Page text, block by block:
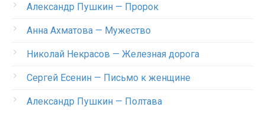
Александр Пушкин — Пророк
Анна Ахматова — Мужество
Николай Некрасов — Железная дорога
Сергей Есенин — Письмо к женщине
Александр Пушкин — Полтава